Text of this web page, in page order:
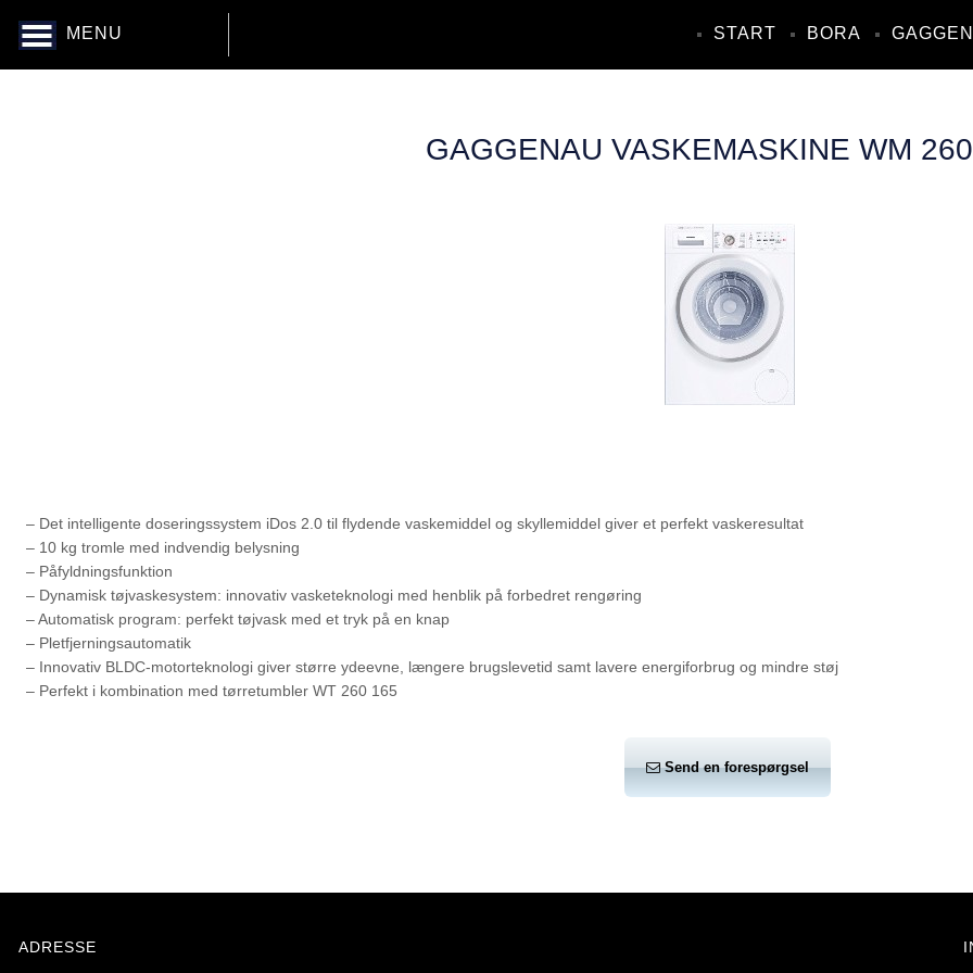
MENU START BORA
GAGGENAU VASKEMASKINE WM
– Det intelligente doseringssystem iDos 2.0 til flydende vaskemiddel og skyllemiddel giver et perfekt vaskeresultat
– 10 kg tromle med indvendig belysning
– Påfyldningsfunktion
– Dynamisk tøjvaskesystem: innovativ vasketeknologi med henblik på forbedret rengøring
– Automatisk program: perfekt tøjvask med et tryk på en knap
– Pletfjerningsautomatik
– Innovativ BLDC-motorteknologi giver større ydeevne, længere brugslevetid samt lavere energiforbrug og mindre støj
– Perfekt i kombination med tørretumbler WT 260 165
Send en forespørgsel
ADRESSE